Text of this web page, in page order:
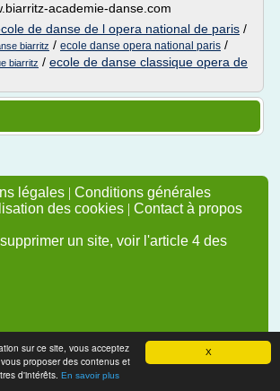
X
sur ce site, vous acceptez
proposer des contenus et
d'intérêts. En savoir plus
academie-danse.com
de danse de l opera national de paris /
biarritz / ecole danse opera national paris /
biarritz / ecole de danse classique opera de
légales | Conditions générales
des cookies | Contact à propos
un site, voir l'article 4 des